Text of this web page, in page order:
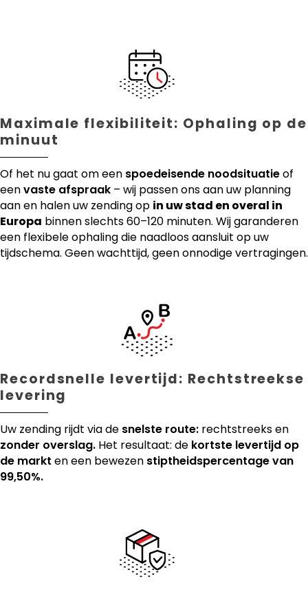
Maximale flexibiliteit: Ophaling op de
minuut
Of het nu gaat om een spoedeisende noodsituatieof
eenvaste afspraak – wij passen ons aan uw planning
aan en halen uw zending op in uw stad en overal in
Europa binnen slechts 60–120 minuten. Wij garanderen
een flexibele ophaling die naadloos aansluit op uw
tijdschema. Geen wachttijd, geen onnodige vertragingen.
Recordsnelle levertijd: Rechtstreekse
levering
Uw zending rijdt via de snelste route: rechtstreeks en
zonder overslag. Het resultaat: de kortste levertijd op
de markt en een bewezen stiptheidspercentage van
99,50%.